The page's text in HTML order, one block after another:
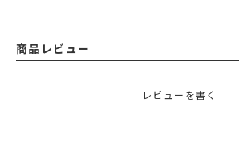
商品レビュー
レビューを書く